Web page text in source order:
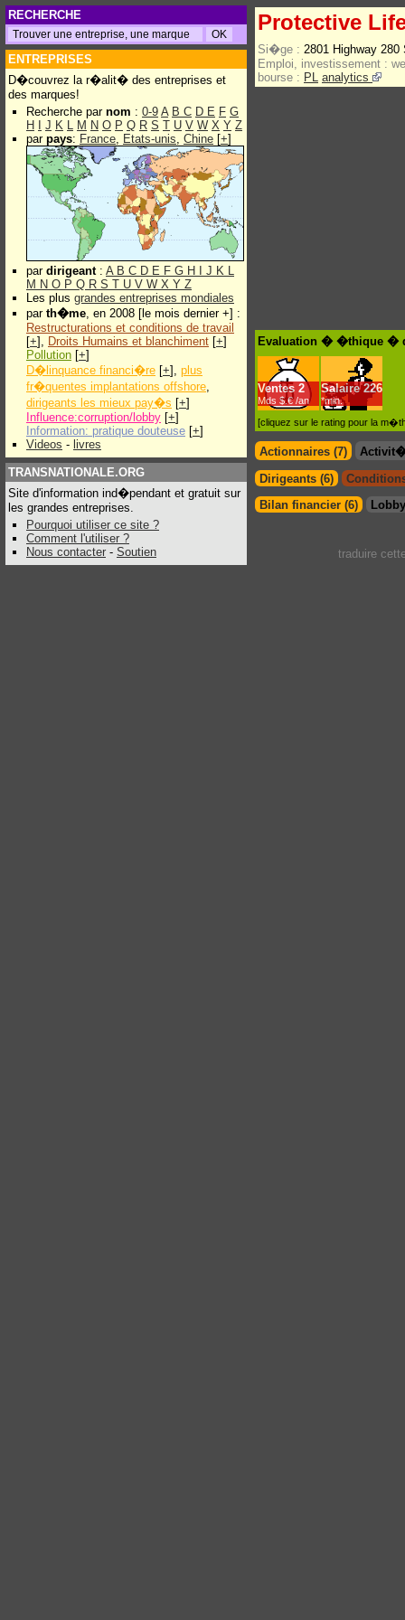
RECHERCHE
ENTREPRISES
D�couvrez la r�alit� des entreprises et
des marques!
Recherche par nom : 0-9 A B C D E F G
H
J K L M N O P Q R S T U V W X Y Z
par pays: France, Etats-unis, Chine [+]
par dirigeant: A B C D E F G H J K L
M N O P Q R S T U V W X Y Z
Les plus grandes entreprises mondiales
par th�me, en 2008 [le mois dernier +] :
Restructurations et conditions de travail
[+], Droits Humains et blanchiment [+]
Pollution [+]
D�linquance financi�re [+], plus
fr�quentes implantations offshore,
dirigeants les mieux pay�s [+]
Influence:corruption/lobby [+]
Information: pratique douteuse [+]
Videos - livres
TRANSNATIONALE.ORG
Site d'information ind�pendant et gratuit sur
les grandes entreprises.
Pourquoi utiliser ce site ?
Comment l'utiliser ?
Nous contacter - Soutien
Protective
Si�ge : 2801 Highway
Emploi, investissement :
bourse : PL analytics
Evaluation � �thique �
Ventes 2
Mds $.€ /an
Salaire 226
*min.
[cliquez sur le rating pour la
Actionnaires (7)
Dirigeants (6)
Bilan financier (6)
traduire